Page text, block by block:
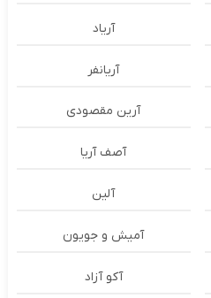
آریاد
آریانفر
آرین مقصودی
آصف آریا
آلین
آمیش و جویون
آکو آزاد